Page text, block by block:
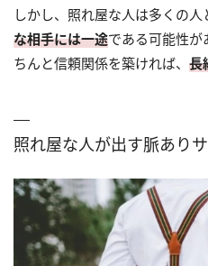
しかし、照れ屋な人は多くの人
な相手には一途である可能性が
ちんと信頼関係を築ければ、 長
照れ屋な人が出す脈あり